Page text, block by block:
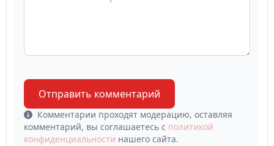
Отправить комментарий
Комментарии проходят модерацию, оставляя
комментарий, вы соглашаетесь с политикой
конфиденциальности нашего сайта.